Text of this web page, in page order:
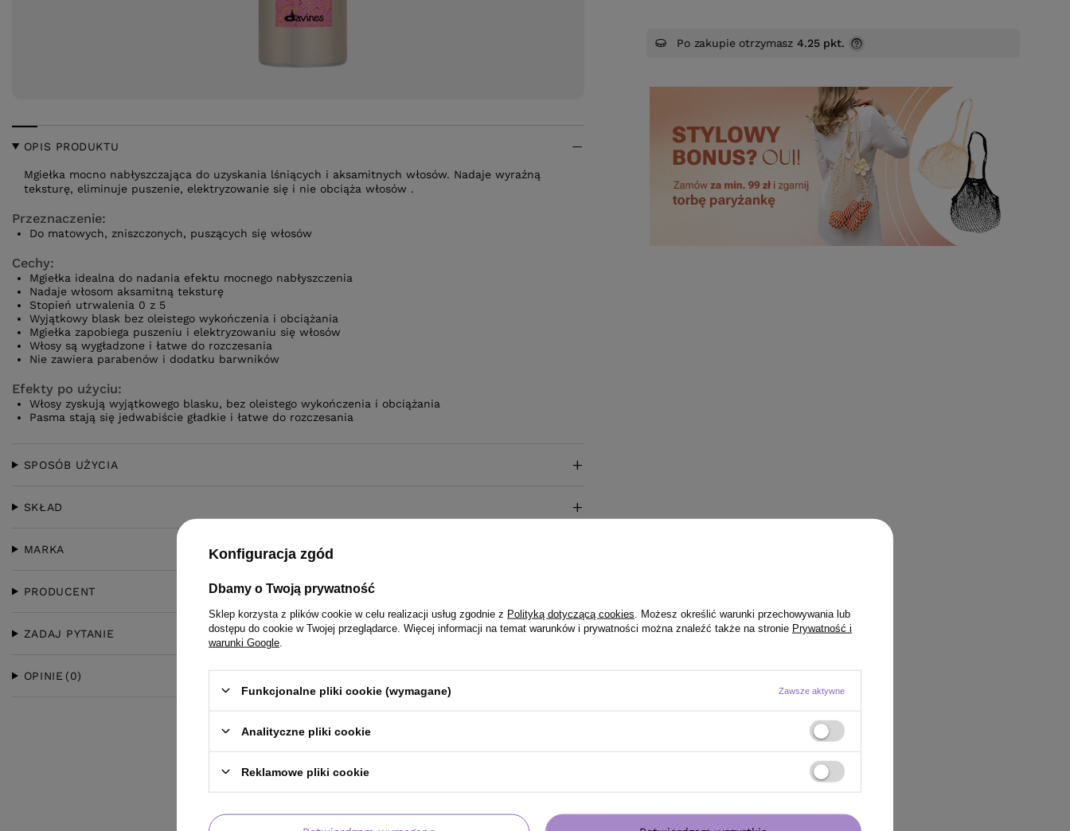
Po zakupie otrzymasz4.25 pkt.
OPIS PRODUKTU
Mgiełka mocno nabłyszczająca do uzyskania lśniących i aksamitnych włosów. Nadaje wyraźną
teksturę, eliminuje puszenie, elektryzowanie się i nie obciąża włosów .
Przeznaczenie:
Do matowych, zniszczonych, puszących się włosów
Cechy:
Mgiełka idealna do nadania efektu mocnego nabłyszczenia
Nadaje włosom aksamitną teksturę
Stopień utrwalenia 0 z 5
Wyjątkowy blask bez oleistego wykończenia i obciążania
Mgiełka zapobiega puszeniu i elektryzowaniu się włosów
Włosy są wygładzone i łatwe do rozczesania
Nie zawiera parabenów i dodatku barwników
Efekty po użyciu:
Włosy zyskują wyjątkowego blasku, bez oleistego wykończenia i obciążania
Pasma stają się jedwabiście gładkie i łatwe do rozczesania
SPOSÓB UŻYCIA
SKŁAD
MARKA
PRODUCENT
ZADAJ PYTANIE
OPINIE (0)
Konfiguracja zgód
Dbamy o Twoją prywatność
Sklep korzysta z plików cookie w celu realizacji usług zgodnie z Polityką dotyczącą cookies . Możesz określić warunki przechowywania lub
dostępu do cookie w Twojej przeglądarce. Więcej informacji na temat warunków i prywatności można znaleźć także na stronie Prywatność i
warunki Google
Funkcjonalne pliki cookie (wymagane) Zawsze aktywne
Analityczne pliki cookie
Reklamowe pliki cookie